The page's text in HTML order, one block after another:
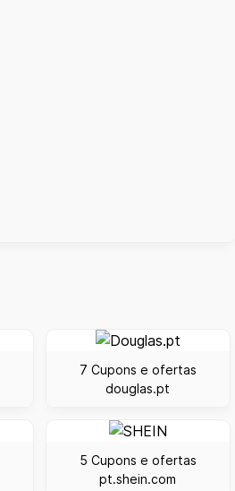
7 Cupons e ofertas
douglas.pt
5 Cupons e ofertas
pt.shein.com